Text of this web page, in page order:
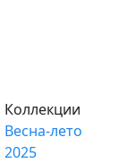
Коллекции
Весна-лето
2025